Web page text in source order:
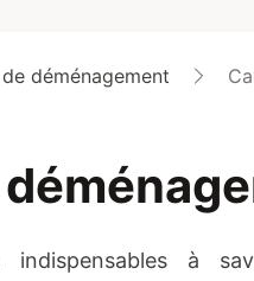
déménagement
indispensables à